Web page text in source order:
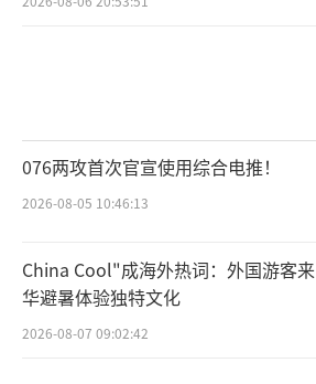
076两攻首次官宣使用综合电推！
2026-08-05 10:46:13
China Cool"成海外热词：外国游客来
华避暑体验独特文化
2026-08-07 09:02:42